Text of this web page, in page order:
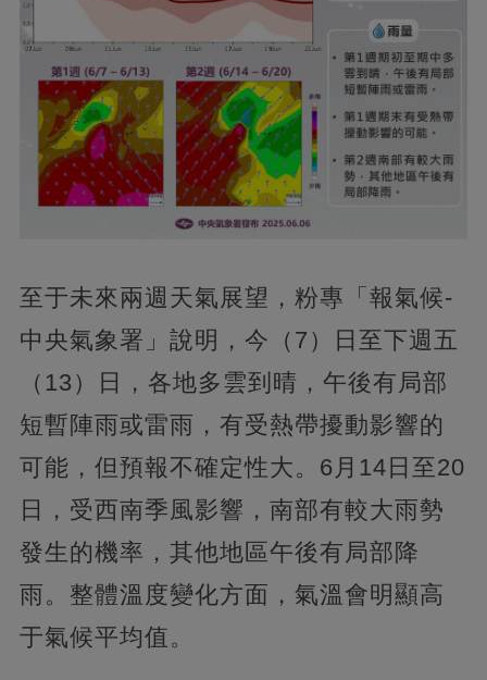
至于未來兩週天氣展望，粉專「報氣候-
中央氣象署」說明，今（7）日至下週五
（13）日，各地多雲到晴，午後有局部
短暫陣雨或雷雨，有受熱帶擾動影響的
可能，但預報不確定性大。6月14日至20
日，受西南季風影響，南部有較大雨勢
發生的機率，其他地區午後有局部降
雨。整體溫度變化方面，氣溫會明顯高
于氣候平均值。